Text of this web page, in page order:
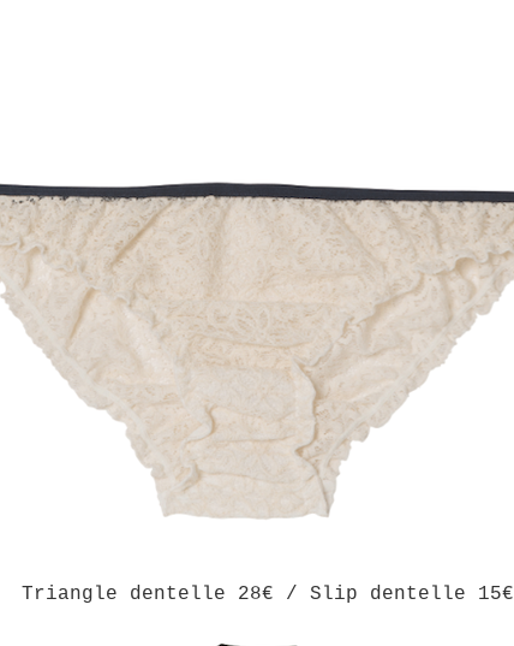
Triangle dentelle 28€ / Slip dentelle 15€